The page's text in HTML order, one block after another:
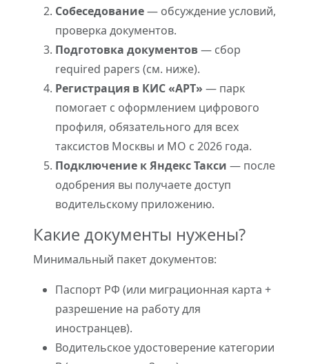
Собеседование— обсуждение условий,
проверка документов.
Подготовка документов— сбор
required papers (см. ниже).
Регистрация в КИС «АРТ» — парк
помогает с оформлением цифрового
профиля, обязательного для всех
таксистов Москвы и МО с 2026 года.
Подключение к Яндекс Такси — после
одобрения вы получаете доступ
водительскому приложению.
Какие документы нужены?
Минимальный пакет документов:
Паспорт РФ (или миграционная карта +
разрешение на работу для
иностранцев).
Водительское удостоверение категории